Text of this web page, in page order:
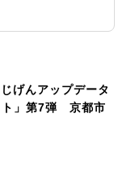
げんアップデータ
ト」第7弾 京都市